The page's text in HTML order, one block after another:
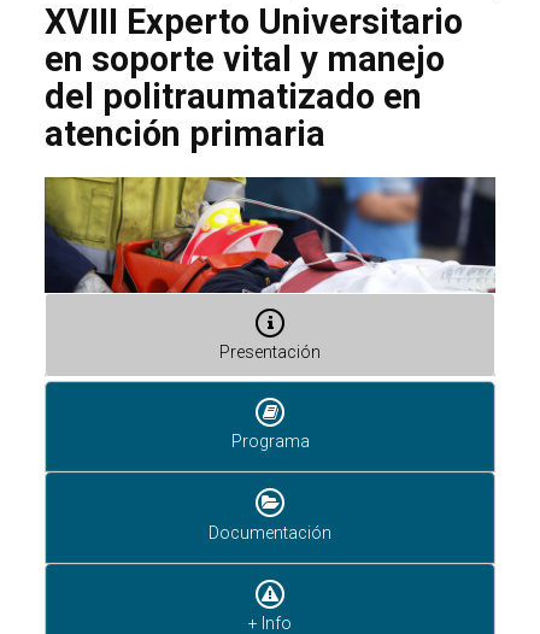
XVIII Experto Universitario
en soporte vital y manejo
del politraumatizado en
atención primaria
Presentación
Programa
Documentación
+ Info